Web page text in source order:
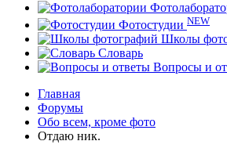
Фотостудии NEW
Школы
Словарь
Вопросы и
Главная
Форумы
Обо всем, кроме фото
Отдаю ник.